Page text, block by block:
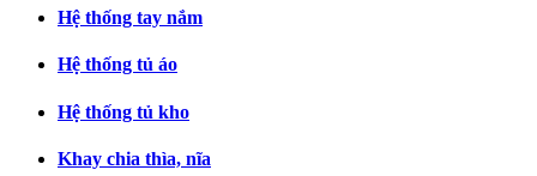
Hệ thống tay nắm
Hệ thống tủ áo
Hệ thống tủ kho
Khay chia thìa, nĩa